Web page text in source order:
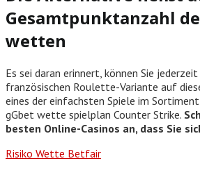
Gesamtpunktanzahl
wetten
Es sei daran erinnert, können Sie
französischen Roulette-Variante auf
eines der einfachsten Spiele im
gGbet wette spielplan Counter Strike.
besten Online-Casinos an, dass Sie
Risiko Wette Betfair